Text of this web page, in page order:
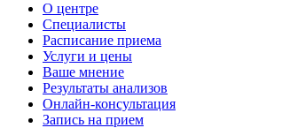
Main
navigation
О центре
Специалисты
Расписание приема
Услуги и цены
Ваше мнение
Результаты анализов
Онлайн-консультация
Запись на прием